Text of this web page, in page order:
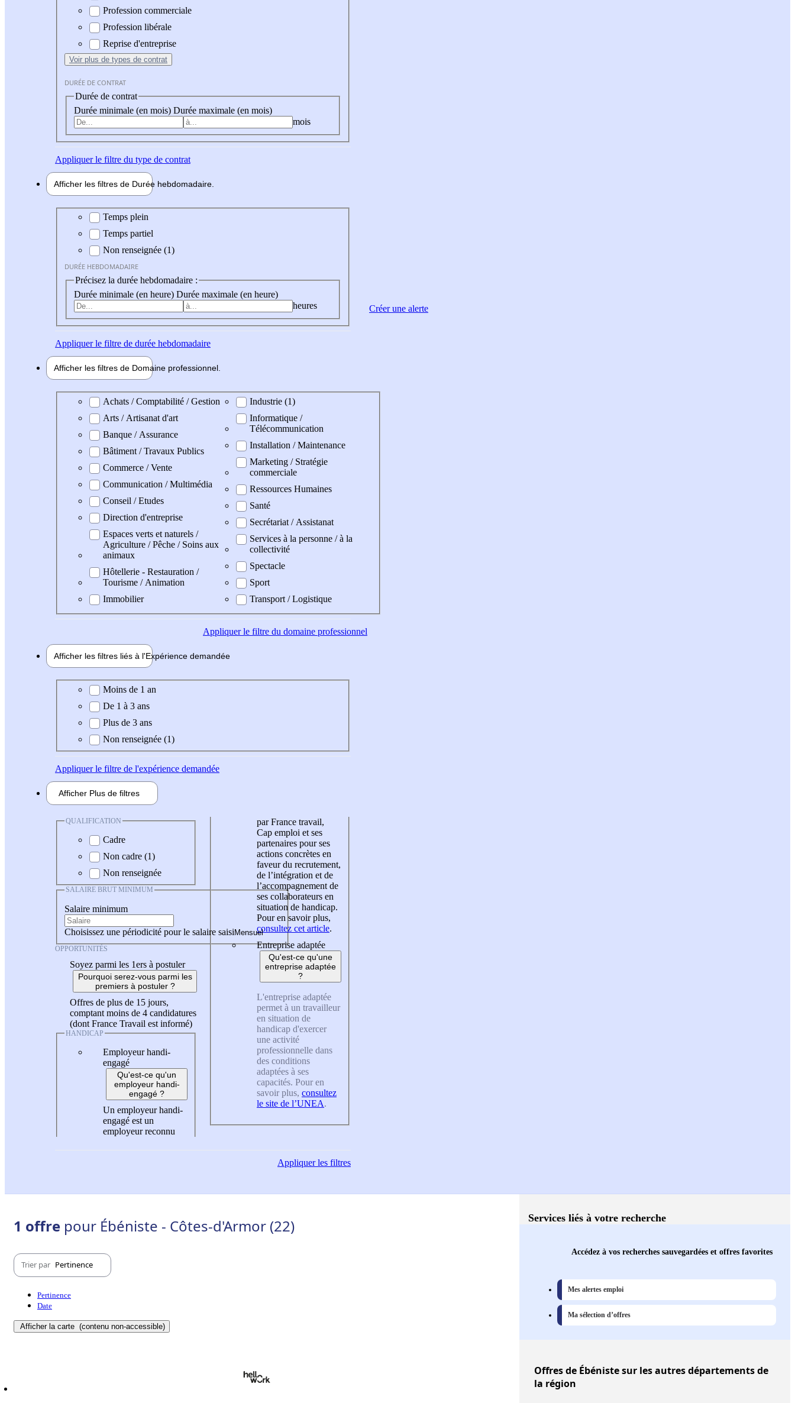
Profession commerciale
Profession libérale
Reprise d'entreprise
Voir plus de types de contrat
DURÉE DE CONTRAT
Durée de contrat
Durée minimale (en mois) Durée maximale (en mois)
mois
Appliquerle filtre du type de contrat
Afficher les filtres de Durée hebdomadaire
Durée hebdomadaire
Temps plein
Temps partiel
Non renseignée (1)
DURÉE HEBDOMADAIRE
Précisez la durée hebdomadaire :
Durée minimale (en heure) Durée maximale (en heure)
heures
Appliquerle filtre de durée hebdomadaire
Afficher les filtres de Domaine professionnel
Domaine professionel
Achats / Comptabilité / Gestion
Arts / Artisanat d'art
Banque / Assurance
Bâtiment / Travaux Publics
Commerce / Vente
Communication / Multimédia
Conseil / Etudes
Direction d'entreprise
Espaces verts et naturels /
Agriculture / Pêche / Soins aux
animaux
Hôtellerie - Restauration /
Tourisme / Animation
Immobilier
Industrie (1)
Informatique /
Télécommunication
Installation / Maintenance
Marketing / Stratégie
commerciale
Ressources Humaines
Santé
Secrétariat / Assistanat
Services à la personne / à la
collectivité
Spectacle
Sport
Transport / Logistique
Appliquerle filtre du domaine professionnel
Afficher les filtres liés à l'Expérience demandée
Expérience demandée
Moins de 1 an
De 1 à 3 ans
Plus de 3 ans
Non renseignée (1)
Appliquerle filtre de l'expérience demandée
Afficher Plus de filtres
QUALIFICATION
Cadre
Non cadre (1)
Non renseignée
SALAIRE BRUT MINIMUM
Salaire minimum
Choisissez une périodicité pour le salaire saisi
OPPORTUNITÉS
Soyez parmi les 1ers à postuler
Pourquoi serez-vous parmi les
premiers à postuler ?
Offres de plus de 15 jours,
comptant moins de 4 candidatures
(dont France Travail est informé)
HANDICAP
Employeur handi-
engagé
Qu'est-ce qu'un
employeur handi-
engagé ?
Un employeur handi-
engagé est un
employeur reconnu
par France travail,
Cap emploi et ses
partenaires pour ses
actions concrètes en
faveur du recrutement,
de l’intégration et de
l’accompagnement de
ses collaborateurs en
situation de handicap.
Pour en savoir plus,
consultez cet article.
Entreprise adaptée
Qu'est-ce qu'une
entreprise adaptée
?
L'entreprise adaptée
permet à un travailleur
en situation de
handicap d'exercer
une activité
professionnelle dans
des conditions
adaptées à ses
capacités. Pour en
savoir plus, consultez
le site de l’UNEA.
Appliquerles filtres
Créer une alerte
1 offre pour Ébéniste - Côtes-d'Armor (22)
Trier par Pertinence
Pertinence
Date
Afficher la carte (contenu non-accessible)
Services liés à votre recherche
Accédez à vos recherches sauvegardées et offres favorites
Mes alertes emploi
Ma sélection d’offres
Offresde Ébéniste sur les autres départements de
la région